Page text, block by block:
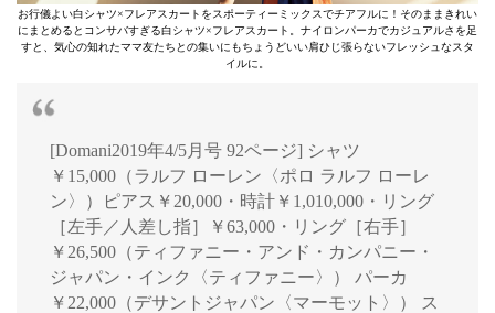
お行儀よい白シャツ×フレアスカートをスポーティーミックスでチアフルに！そのままきれい
にまとめるとコンサバすぎる白シャツ×フレアスカート。ナイロンパーカでカジュアルさを足
すと、気心の知れたママ友たちとの集いにもちょうどいい肩ひじ張らないフレッシュなスタ
イルに。
[Domani2019年4/5月号 92ページ] シャツ
￥15,000（ラルフ ローレン〈ポロ ラルフ ローレ
ン〉）ピアス￥20,000・時計￥1,010,000・リング
［左手／人差し指］￥63,000・リング［右手］
￥26,500（ティファニー・アンド・カンパニー・
ジャパン・インク〈ティファニー〉） パーカ
￥22,000（デサントジャパン〈マーモット〉） ス